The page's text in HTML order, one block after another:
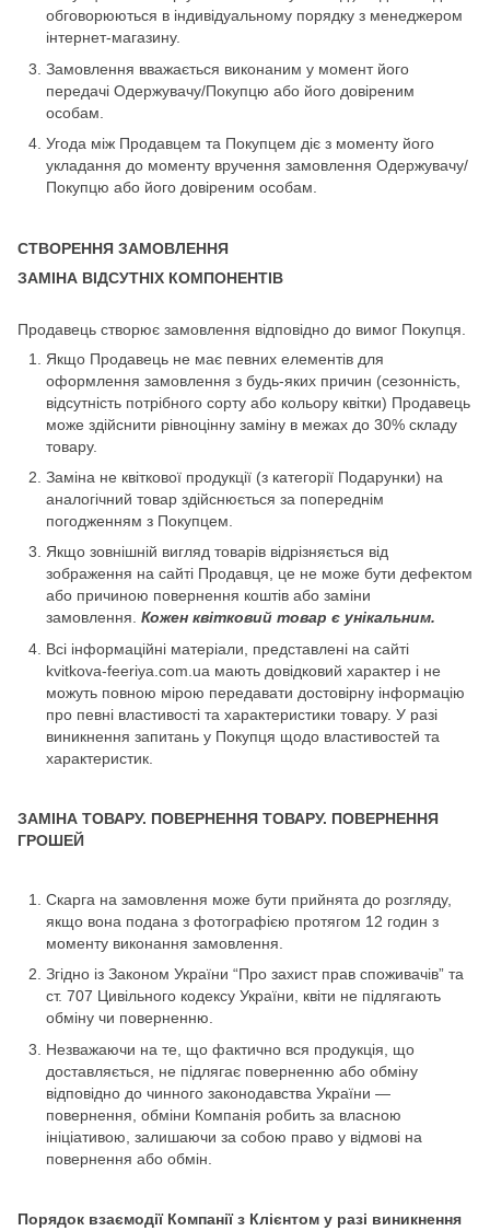
обговорюються в індивідуальному порядку з менеджером
інтернет-магазину.
Замовлення вважається виконаним у момент його
передачі Одержувачу/Покупцю або його довіреним
особам.
Угода між Продавцем та Покупцем діє з моменту його
укладання до моменту вручення замовлення Одержувачу/
Покупцю або його довіреним особам.
СТВОРЕННЯ ЗАМОВЛЕННЯ
ЗАМІНА ВІДСУТНІХ КОМПОНЕНТІВ
Продавець створює замовлення відповідно до вимог Покупця.
Якщо Продавець не має певних елементів для
оформлення замовлення з будь-яких причин (сезонність,
відсутність потрібного сорту або кольору квітки) Продавець
може здійснити рівноцінну заміну в межах до 30% складу
товару.
Заміна не квіткової продукції (з категорії Подарунки) на
аналогічний товар здійснюється за попереднім
погодженням з Покупцем.
Якщо зовнішній вигляд товарів відрізняється від
зображення на сайті Продавця, це не може бути дефектом
або причиною повернення коштів або заміни
замовлення. Кожен квітковий товар є унікальним.
Всі інформаційні матеріали, представлені на сайті
kvitkova-feeriya.com.ua мають довідковий характер і не
можуть повною мірою передавати достовірну інформацію
про певні властивості та характеристики товару. У разі
виникнення запитань у Покупця щодо властивостей та
характеристик.
ЗАМІНА ТОВАРУ. ПОВЕРНЕННЯ ТОВАРУ. ПОВЕРНЕННЯ
ГРОШЕЙ
Скарга на замовлення може бути прийнята до розгляду,
якщо вона подана з фотографією протягом 12 годин з
моменту виконання замовлення.
Згідно із Законом України “Про захист прав споживачів” та
ст. 707 Цивільного кодексу України, квіти не підлягають
обміну чи поверненню.
Незважаючи на те, що фактично вся продукція, що
доставляється, не підлягає поверненню або обміну
відповідно до чинного законодавства України —
повернення, обміни Компанія робить за власною
ініціативою, залишаючи за собою право у відмові на
повернення або обмін.
Порядок взаємодії Компанії з Клієнтом у разі виникнення